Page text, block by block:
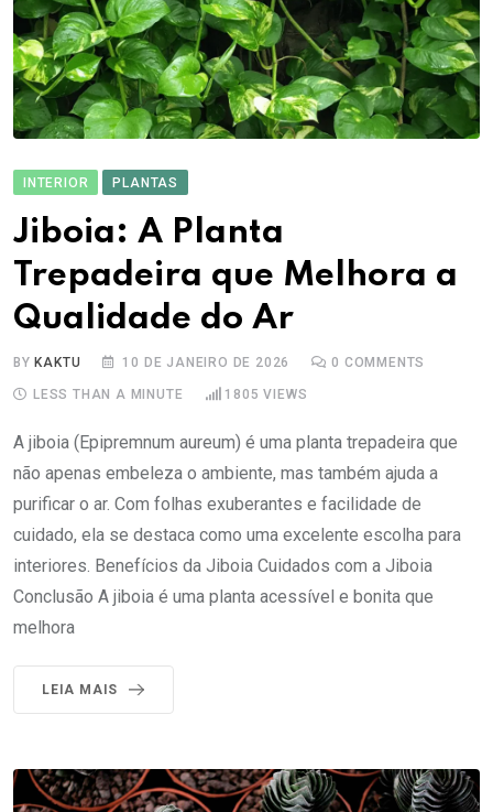
INTERIOR PLANTAS
Jiboia: A Planta
Trepadeira que Melhora a
Qualidade do Ar
BY KAKTU 10 DE JANEIRO DE 2026 0 COMMENTS
LESS THAN A MINUTE 1805 VIEWS
A jiboia (Epipremnum aureum) é uma planta trepadeira que
não apenas embeleza o ambiente, mas também ajuda a
purificar o ar. Com folhas exuberantes e facilidade de
cuidado, ela se destaca como uma excelente escolha para
interiores. Benefícios da Jiboia Cuidados com a Jiboia
Conclusão A jiboia é uma planta acessível e bonita que
melhora
LEIA MAIS